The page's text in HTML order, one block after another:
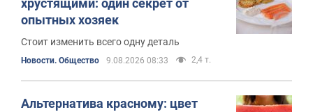
хрустящими: один секрет от
опытных хозяек
Стоит изменить всего одну деталь
Новости. Общество 9.08.2026 08:33 2,4 т.
Альтернатива красному: цвет